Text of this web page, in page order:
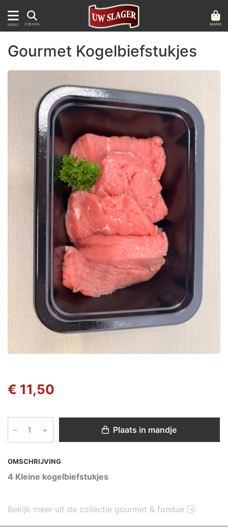
MENU ZOEKEN MAND
OMSCHRIJVING
4 Kleine kogelbiefstukjes
Gourmet Kogelbiefstukjes
€ 11,50
– + Plaats in mandje
Bekijk meer uit de collectie gourmet & fondue